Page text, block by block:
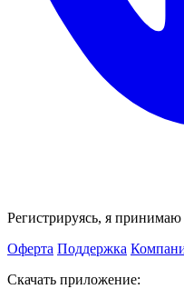
Регистрируясь, я принимаю
Оферта Поддержка
Скачать приложение: